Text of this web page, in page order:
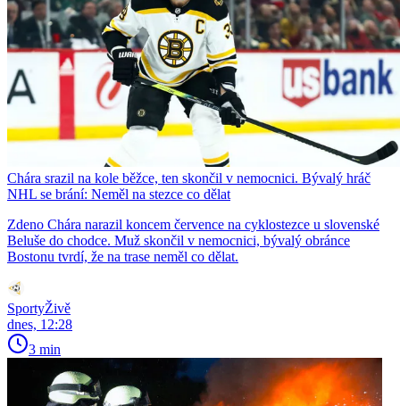
Chára srazil na kole běžce, ten skončil v nemocnici. Bývalý hráč
NHL se brání: Neměl na stezce co dělat
Zdeno Chára narazil koncem července na cyklostezce u slovenské
Beluše do chodce. Muž skončil v nemocnici, bývalý obránce
Bostonu tvrdí, že na trase neměl co dělat.
SportyŽivě
dnes, 12:28
3 min